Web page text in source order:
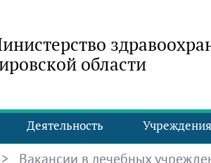
области
Деятельность Учреждения
> Вакансии в лечебных